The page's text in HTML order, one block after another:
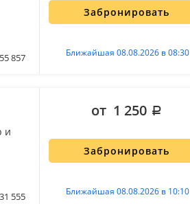
857
Забронировать
Ближайшая 08.08.2026 в 08:30
и
31 555
Забронировать
Ближайшая 08.08.2026 в 10:10
от 1 250